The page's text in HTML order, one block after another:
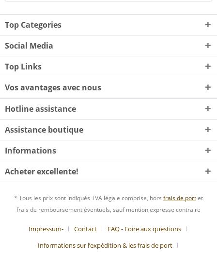
Top Categories
Social Media
Top Links
Vos avantages avec nous
Hotline assistance
Assistance boutique
Informations
Acheter excellente!
* Tous les prix sont indiqués TVA légale comprise, hors frais de portet
frais de remboursement éventuels, sauf mention expresse contraire
Impressum- Contact
FAQ - Foire aux questions
Informations sur l’expédition & les frais de port